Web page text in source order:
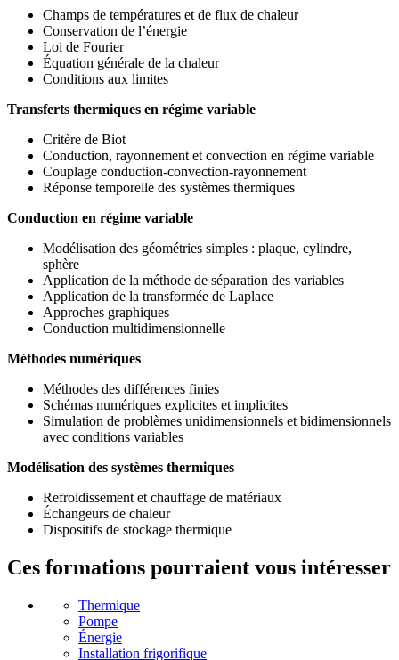
Champs de températures et de flux de chaleur
Conservation de l’énergie
Loi de Fourier
Équation générale de la chaleur
Conditions aux limites
Transferts thermiques en régime variable
Critère de Biot
Conduction, rayonnement et convection en régime variable
Couplage conduction-convection-rayonnement
Réponse temporelle des systèmes thermiques
Conduction en régime variable
Modélisation des géométries simples : plaque, cylindre,
sphère
Application de la méthode de séparation des variables
Application de la transformée de Laplace
Approches graphiques
Conduction multidimensionnelle
Méthodes numériques
Méthodes des différences finies
Schémas numériques explicites et implicites
Simulation de problèmes unidimensionnels et bidimensionnels
avec conditions variables
Modélisation des systèmes thermiques
Refroidissement et chauffage de matériaux
Échangeurs de chaleur
Dispositifs de stockage thermique
Ces formations pourraient vous intéresser
Thermique
Pompe
Énergie
Installation frigorifique